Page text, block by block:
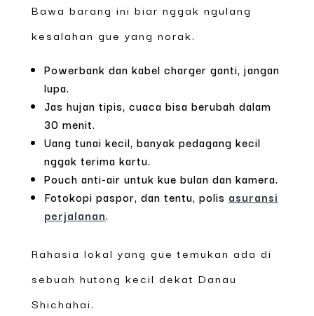
Bawa barang ini biar nggak ngulang
kesalahan gue yang norak.
Powerbank dan kabel charger ganti, jangan
lupa.
Jas hujan tipis, cuaca bisa berubah dalam
30 menit.
Uang tunai kecil, banyak pedagang kecil
nggak terima kartu.
Pouch anti-air untuk kue bulan dan kamera.
Fotokopi paspor, dan tentu, polis asuransi
perjalanan.
Rahasia lokal yang gue temukan ada di
sebuah hutong kecil dekat Danau
Shichahai.